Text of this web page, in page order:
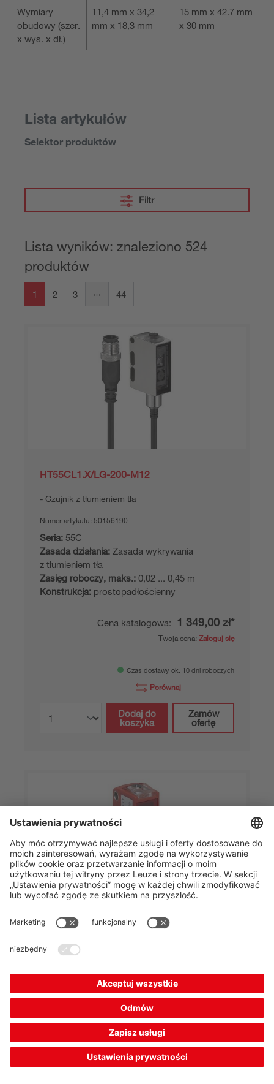
Wymiary
obudowy (szer.
x wys. x dł.)
11,4 mm x 34,2
mm x 18,3 mm
15 mm x 42.7 mm
x 30 mm
Lista artykułów
Selektor produktów
Filtr
Lista wyników: znaleziono 524
produktów
1 2 3 44
HT55CL1.X/LG-200-M12
Czujnik z tłumieniem tła
Numer artykułu: 50156190
Seria: 55C
Zasada działania: Zasada wykrywania
z tłumieniem tła
Zasięg roboczy, maks.: 0,02 ... 0,45 m
Konstrukcja: prostopadłościenny
Cena katalogowa: 1 349,00 zł*
Twoja cena: Zaloguj się
Czas dostawy ok. 10 dni roboczych
Porównaj
Dodaj do
koszyka
Zamów
ofertę
HT3C.V/2X-M8
Czujnik z tłumieniem tła
Zasada działania:Zasada wykrywania
Zasięg roboczy, maks.:0,015 ... 0,15 m
prostopadłościenny
Cena katalogowa: 746,00 zł*